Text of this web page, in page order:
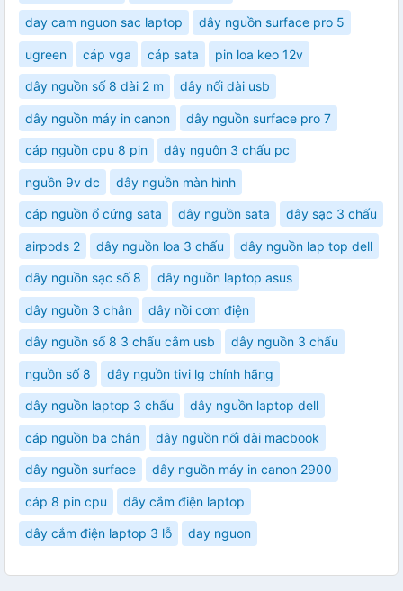
day cam nguon sac laptop dây nguồn surface pro 5
ugreen cáp vga cáp sata pin loa keo 12v
dây nguồn số 8 dài 2 m dây nối dài usb
dây nguồn máy in canon dây nguồn surface pro 7
cáp nguồn cpu 8 pin dây nguôn 3 chấu pc
nguồn 9v dc dây nguồn màn hình
cáp nguồn ổ cứng sata dây nguồn sata dây sạc 3 chấu
airpods 2 dây nguồn loa 3 chấu dây nguồn lap top dell
dây nguồn sạc số 8 dây nguồn laptop asus
dây nguồn 3 chân dây nồi cơm điện
dây nguồn số 8 3 chấu cắm usb dây nguồn 3 chấu
nguồn số 8 dây nguồn tivi lg chính hãng
dây nguồn laptop 3 chấu dây nguồn laptop dell
cáp nguồn ba chân dây nguồn nối dài macbook
dây nguồn surface dây nguồn máy in canon 2900
cáp 8 pin cpu dây cắm điện laptop
dây cắm điện laptop 3 lỗ day nguon